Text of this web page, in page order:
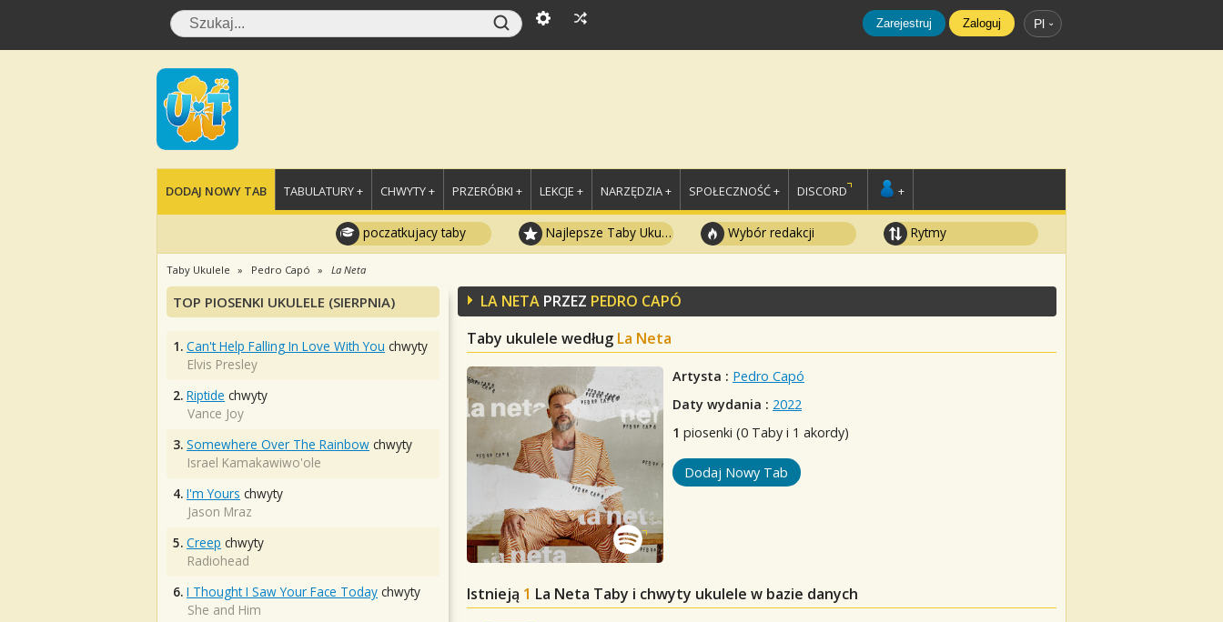
Zarejestruj Zaloguj Pl
DODAJ NOWY TAB TABULATURY + CHWYTY + PRZERÓBKI + LEKCJE + NARZĘDZIA + SPOŁECZNOŚĆ + DISCORD +
poczatkujacy taby Najlepsze Taby Ukulele Wybór redakcji Rytmy
Taby Ukulele Pedro Capó La Neta
LA NETA PRZEZ PEDRO CAPÓ
Taby ukulele według La Neta
Artysta : Pedro Capó
Daty wydania : 2022
1 piosenki (0 Taby i 1 akordy)
Dodaj Nowy Tab
Istnieją 1 La Neta Taby i chwyty ukulele w bazie danych
TOP PIOSENKI UKULELE (SIERPNIA)
1. Can't Help Falling In Love With You chwyty
Elvis Presley
2. Riptide chwyty
Vance Joy
3. Somewhere Over The Rainbow chwyty
Israel Kamakawiwo'ole
4. I'm Yours chwyty
Jason Mraz
5. Creep chwyty
Radiohead
6. I Thought I Saw Your Face Today chwyty
She and Him